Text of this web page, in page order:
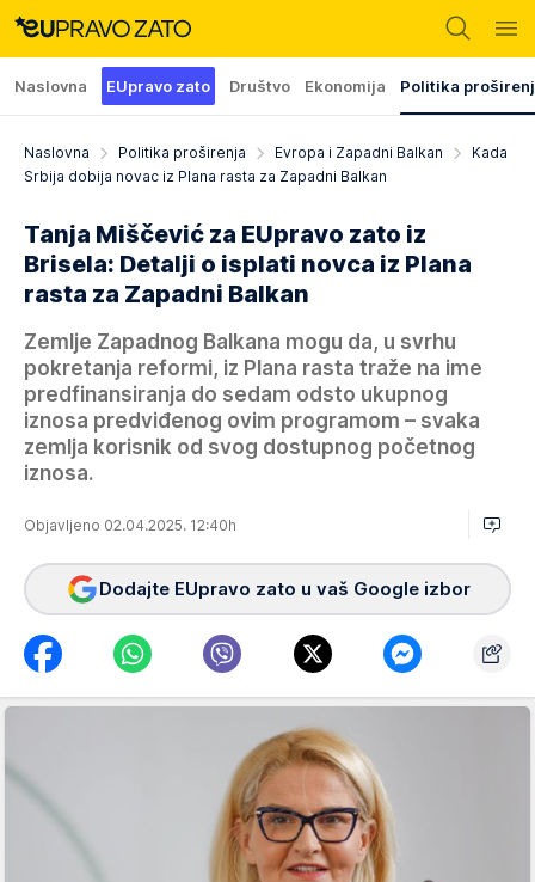
Naslovna EUpravo zato Društvo Ekonomija Politika
Naslovna Politika proširenja Evropa i Zapadni Balkan
Kada
Srbija dobija novac iz Plana rasta za Zapadni Balkan
Tanja Miščević za EUpravo zato iz
Brisela: Detalji o isplati novca iz Plana
rasta za Zapadni Balkan
Zemlje Zapadnog Balkana mogu da, u svrhu
pokretanja reformi, iz Plana rasta traže na ime
predfinansiranja do sedam odsto ukupnog
iznosa predviđenog ovim programom – svaka
zemlja korisnik od svog dostupnog početnog
iznosa.
Objavljeno 02.04.2025. 12:40h
Dodajte EUpravo zato u vaš Google izbor